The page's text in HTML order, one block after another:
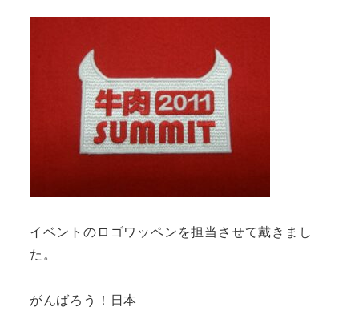
イベントのロゴワッペンを担当させて戴きまし
た。
がんばろう！日本